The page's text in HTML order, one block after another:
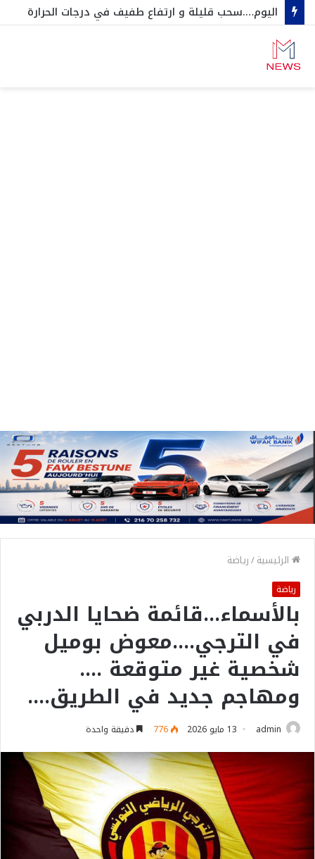
اليوم….سحب قليلة و ارتفاع طفيف في درجات الحرارة
الرئيسية/رياضة
رياضة
بالأسماء…قائمة ضحايا الدربي
في الترجي….معوض بوميل
شخصية غير متوقعة ….
ومهاجم جديد في الطريق….
admin 13 مايو 2026 776 دقيقة واحدة